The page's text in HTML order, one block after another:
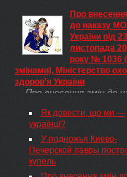
Державтоінспекція
Херсонщини у період з 5
травня проводить ...
Про
до наказу
України від 23
листопада
року № 1036
змінами), Міністерство
здоров'я України
Про внесення змін до
2010 року № 1036 (із
метою раціонального
використання препаратів
проведення замісної
підтримувальної терапії,
наданих МБФ
Як довести, що ми —
українці?
У подножья Киево-
Печерской лавры
купель